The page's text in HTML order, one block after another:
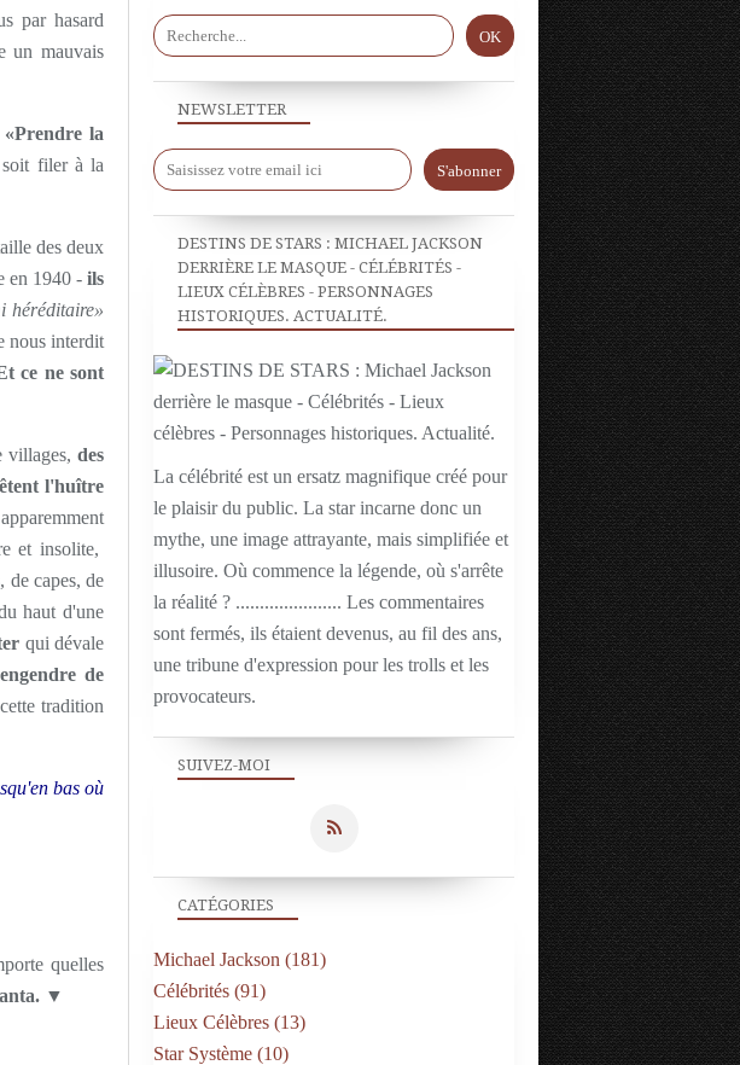
par hasard
un mauvais
«Prendre la
soit filer à la
des deux
en 1940 -ils
héréditaire»
nous interdit
ce ne sont
villages,des
l'huître
et insolite,
de capes, de
haut d'une
qui dévale
de
tradition
bas où
quelles
▼
NEWSLETTER
SUIVEZ-MOI
DESTINS DE STARS : MICHAEL JACKSON
DERRIÈRE LE MASQUE - CÉLÉBRITÉS -
LIEUX CÉLÈBRES - PERSONNAGES
HISTORIQUES. ACTUALITÉ.
La célébrité est un ersatz magnifique créé pour
le plaisir du public. La star incarne donc un
mythe, une image attrayante, mais simplifiée et
illusoire. Où commence la légende, où s'arrête
la réalité ? ...................... Les commentaires
sont fermés, ils étaient devenus, au fil des ans,
une tribune d'expression pour les trolls et les
provocateurs.
CATÉGORIES
Michael Jackson (181)
Célébrités (91)
Lieux Célèbres (13)
Star Système (10)